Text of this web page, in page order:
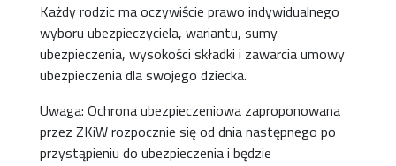
Każdy rodzic ma oczywiście prawo indywidualnego
wyboru ubezpieczyciela, wariantu, sumy
ubezpieczenia, wysokości składki i zawarcia umowy
ubezpieczenia dla swojego dziecka.
Uwaga: Ochrona ubezpieczeniowa zaproponowana
przez ZKiW rozpocznie się od dnia następnego po
przystąpieniu do ubezpieczenia i będzie